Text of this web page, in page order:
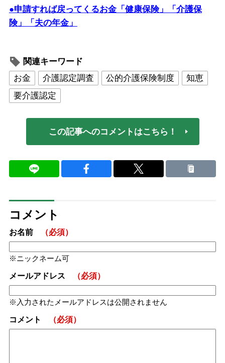
●申請すれば戻ってくるお金「健康保険」「介護保
険」「夫の年金」
関連キーワード
お金
介護認定調査 公的介護保険制度
知恵
要介護認定
この記事へのコメントはこちら！
コメント
お名前 （必須）
ニックネーム可
メールアドレス （必須）
入力されたメールアドレスは公開されません
コメント （必須）